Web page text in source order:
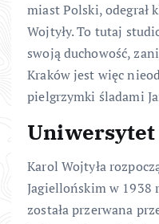
miast Polski, odegrał
Wojtyły. To tutaj
swoją duchowość,
Kraków jest więc
pielgrzymki śladami
Karol Wojtyła
Jagiellońskim w 1938
została przerwana